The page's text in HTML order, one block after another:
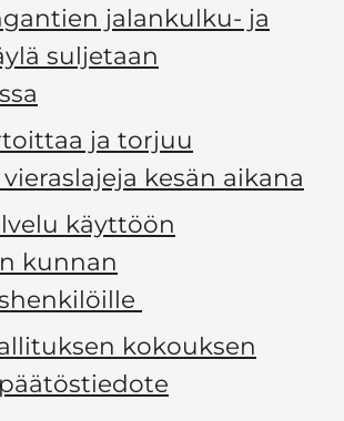
jalankulku- ja
suljetaan
ja torjuu
kesän aikana
käyttöön
kunnan
kokouksen
päätöstiedote